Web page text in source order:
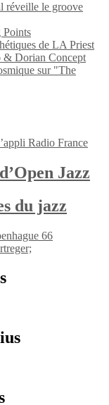
réveille le groove
Points
de LA Priest
& Dorian Concept
sur "The
Radio France
Jazz
du jazz
66